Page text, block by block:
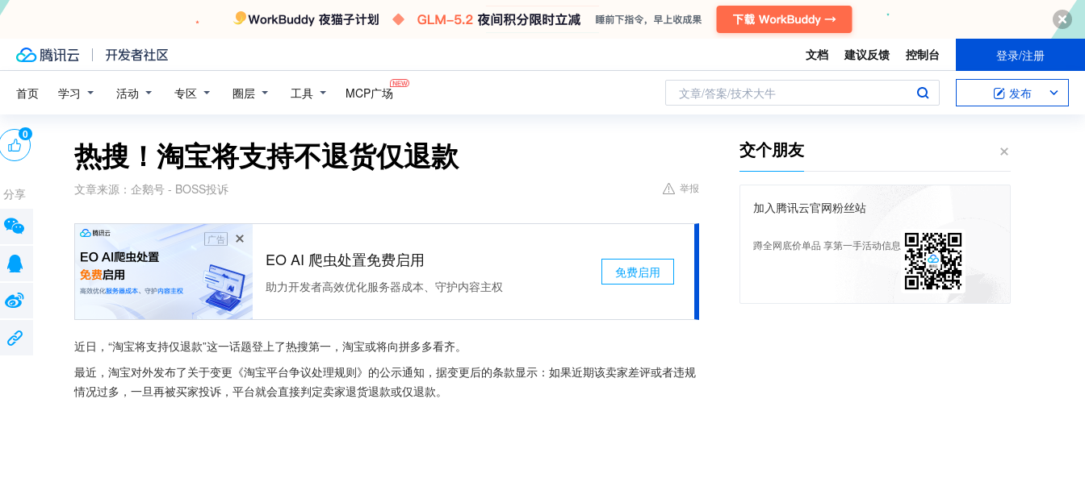
文档 建议反馈 控制台 登录/注册
首页 学习 活动 专区 圈层 工具 MCP广场 文章/答案/技术大牛 发布
热搜！淘宝将支持不退货仅退款
文章来源： 企鹅号 - BOSS投诉 举报
广告
EO AI 爬虫处置免费启用
助力开发者高效优化服务器成本、守护内容主权
免费启用
近日，“淘宝将支持仅退款”这一话题登上了热搜第一，淘宝或将向拼多多看齐。
最近，淘宝对外发布了关于变更《淘宝平台争议处理规则》的公示通知，据变更后的条款显示：如果近期该卖家差评或者违规
情况过多，一旦再被买家投诉，平台就会直接判定卖家退货退款或仅退款。
0
分享
交个朋友
加入腾讯云官网粉丝站
蹲全网底价单品 享第一手活动信息